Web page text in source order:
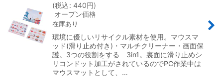
(税込: 440円)
オープン価格
在庫あり
環境に優しいリサイクル素材を使用。マウスマ
ッド(滑り止め付き)・マルチクリーナー・画面保
護。3つの役割をする 3in1。裏面に滑り止めシ
リコンドット加工がされているのでPC作業中は
マウスマットとして、…